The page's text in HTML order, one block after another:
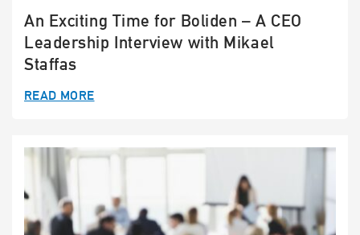
An Exciting Time for Boliden – A CEO
Leadership Interview with Mikael
Staffas
READ MORE